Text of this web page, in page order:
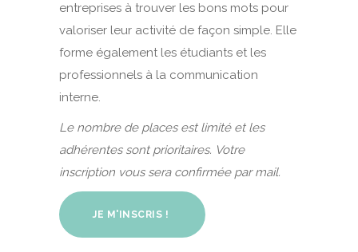
entreprises à trouver les bons mots pour
valoriser leur activité de façon simple. Elle
forme également les étudiants et les
professionnels à la communication
interne.
Le nombre de places est limité et les
adhérentes sont prioritaires. Votre
inscription vous sera confirmée par mail.
JE M'INSCRIS !